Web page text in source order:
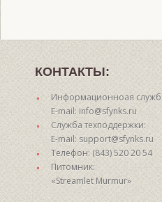
КОНТАКТЫ:
Информационноая
E-mail: info@sfynks.ru
Служба техподдержки:
E-mail: support@sfynks.ru
Телефон: (843) 520 20 54
Питомник:
«Streamlet Murmur»